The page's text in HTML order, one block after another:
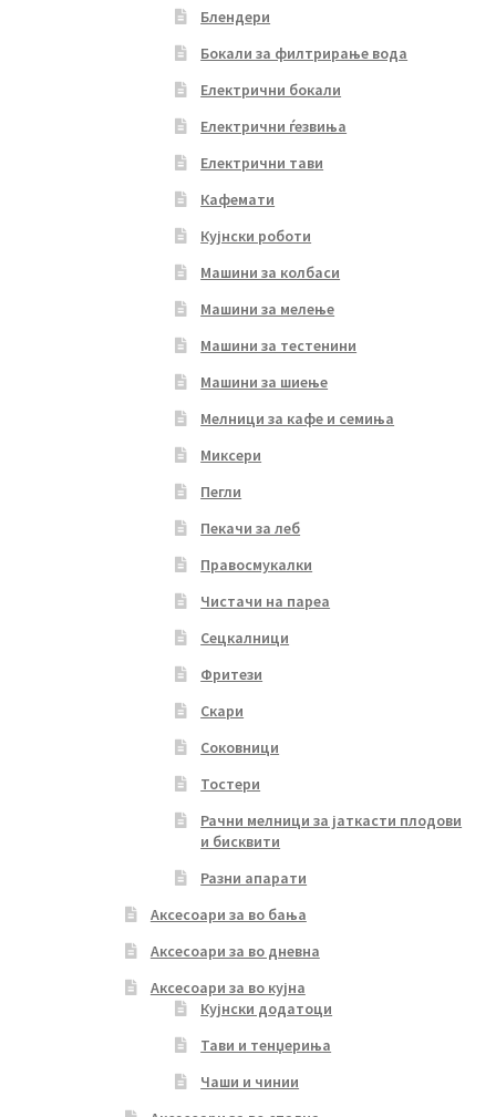
Блендери
Бокали за филтрирање вода
Електрични бокали
Електрични ѓезвиња
Електрични тави
Кафемати
Кујнски роботи
Машини за колбаси
Машини за мелење
Машини за тестенини
Машини за шиење
Мелници за кафе и семиња
Миксери
Пегли
Пекачи за леб
Правосмукалки
Чистачи на пареа
Сецкалници
Фритези
Скари
Соковници
Тостери
Рачни мелници за јаткасти плодови
и бисквити
Разни апарати
Аксесоари за во бања
Аксесоари за во дневна
Аксесоари за во кујна
Кујнски додатоци
Тави и тенџериња
Чаши и чинии